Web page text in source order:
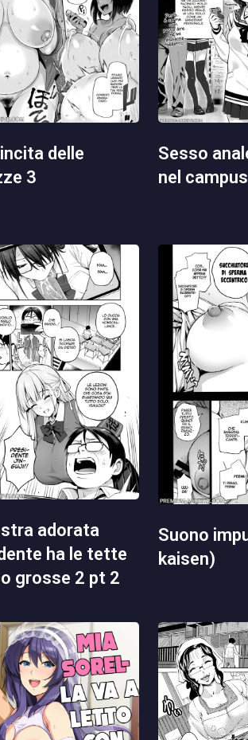
3
sesso anale retribuito
nel campus
ha le tette
grosse 2 pt 2
suono impuro (jujutsu
kaisen)